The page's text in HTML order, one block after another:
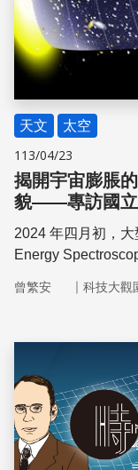
天文 太空
113/04/23
揭開宇宙膨脹
貌——專訪國立
教授藍鼎文
2024 年四月初，
Energy
索，可能會改寫過
曾繁安 ｜ 科技大觀